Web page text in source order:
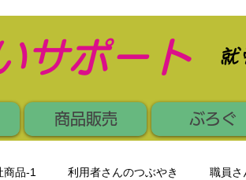
サポート 就
商品販売 ぶろぐ
商品-1 利用者さんのつぶやき 職員さ